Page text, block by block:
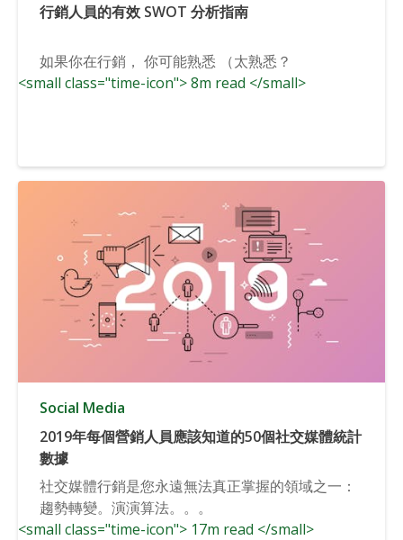
行銷人員的有效 SWOT 分析指南
如果你在行銷， 你可能熟悉 （太熟悉？
<small class="time-icon"> 8m read </small>
Social Media
2019年每個營銷人員應該知道的50個社交媒體統計
數據
社交媒體行銷是您永遠無法真正掌握的領域之一：
趨勢轉變。演演算法。。。
<small class="time-icon"> 17m read </small>